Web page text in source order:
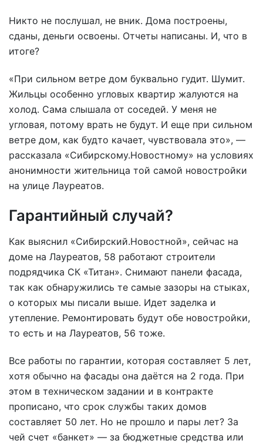
Никто не послушал, не вник. Дома построены,
сданы, деньги освоены. Отчеты написаны. И, что в
итоге?
«При сильном ветре дом буквально гудит. Шумит.
Жильцы особенно угловых квартир жалуются на
холод. Сама слышала от соседей. У меня не
угловая, потому врать не будут. И еще при сильном
ветре дом, как будто качает, чувствовала это», —
рассказала «Сибирскому.Новостному» на условиях
анонимности жительница той самой новостройки
на улице Лауреатов.
Гарантийный случай?
Как выяснил «Сибирский.Новостной», сейчас на
доме на Лауреатов, 58 работают строители
подрядчика СК «Титан». Снимают панели фасада,
так как обнаружились те самые зазоры на стыках,
о которых мы писали выше. Идет заделка и
утепление. Ремонтировать будут обе новостройки,
то есть и на Лауреатов, 56 тоже.
Все работы по гарантии, которая составляет 5 лет,
хотя обычно на фасады она даётся на 2 года. При
этом в техническом задании и в контракте
прописано, что срок службы таких домов
составляет 50 лет. Но не прошло и пары лет? За
чей счет «банкет» — за бюджетные средства или